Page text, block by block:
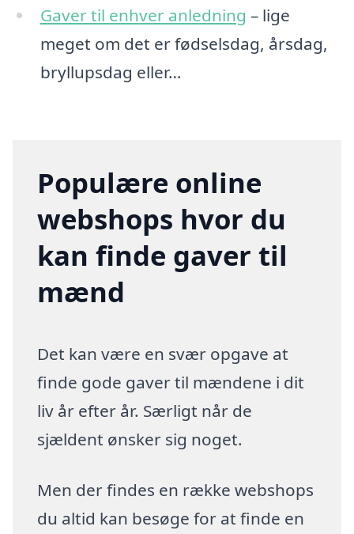
Gaver til enhver anledning – lige
meget om det er fødselsdag, årsdag,
bryllupsdag eller…
Populære online
webshops hvor du
kan finde gaver til
mænd
Det kan være en svær opgave at
finde gode gaver til mændene i dit
liv år efter år. Særligt når de
sjældent ønsker sig noget.
Men der findes en række webshops
du altid kan besøge for at finde en